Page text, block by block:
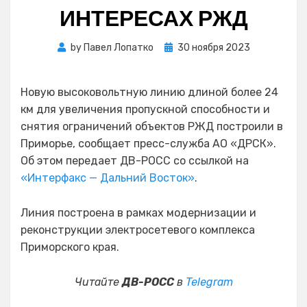
ИНТЕРЕСАХ РЖД
by Павел Лопатко
Posted
30 ноября 2023
Новую высоковольтную линию длиной более 24
км для увеличения пропускной способности и
снятия ограничений объектов РЖД построили в
Приморье, сообщает пресс-служба АО «ДРСК».
Об этом передает ДВ-РОСС со ссылкой на
«Интерфакс — Дальний Восток».
Линия построена в рамках модернизации и
реконструкции электросетевого комплекса
Приморского края.
ЧитайтеДВ-РОССв Telegram